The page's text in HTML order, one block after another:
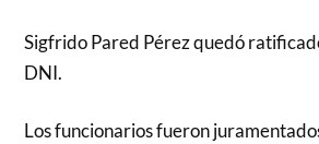
Sigfrido Pared Pérez quedó
DNI.
Los funcionarios fueron